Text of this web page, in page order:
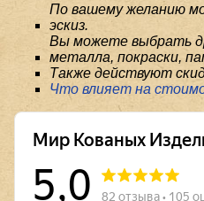
По вашему желанию
эскиз.
Вы можете выбрать
металла, покраски,
Также действуют
Что влияет на